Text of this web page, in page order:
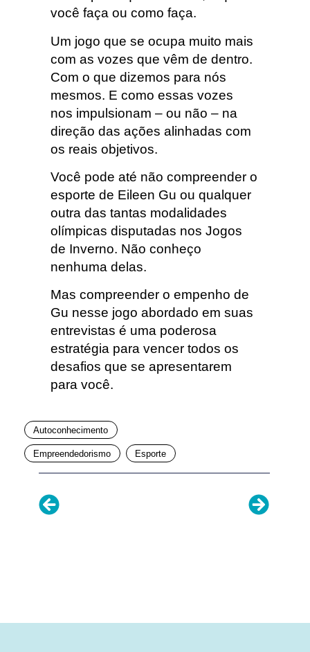
você faça ou como faça.
Um jogo que se ocupa muito mais
com as vozes que vêm de dentro.
Com o que dizemos para nós
mesmos. E como essas vozes
nos impulsionam – ou não – na
direção das ações alinhadas com
os reais objetivos.
Você pode até não compreender o
esporte de Eileen Gu ou qualquer
outra das tantas modalidades
olímpicas disputadas nos Jogos
de Inverno. Não conheço
nenhuma delas.
Mas compreender o empenho de
Gu nesse jogo abordado em suas
entrevistas é uma poderosa
estratégia para vencer todos os
desafios que se apresentarem
para você.
Autoconhecimento
Empreendedorismo Esporte